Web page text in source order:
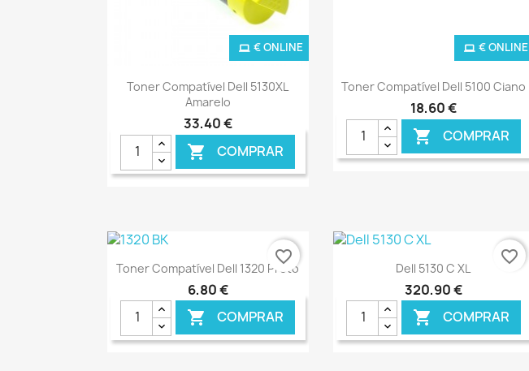
Ver+
Toner Compatível Dell 5130XL
Amarelo
33,40 €
 COMPRAR
€ ONLINE
Ver+
Toner Compatível Dell 5100 Ciano
18,60 €
 COMPRAR
€ ONLINE
Ver+
Toner Compatível Dell 1320 Preto
6,80 €
 COMPRAR
favorite_border Ver+
Dell 5130 C XL
320,90 €
 COMPRAR
favorite_border